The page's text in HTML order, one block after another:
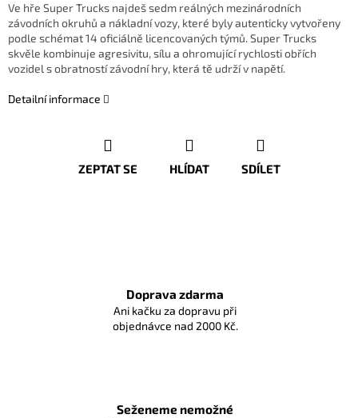
Ve hře Super Trucks najdeš sedm reálných mezinárodních
závodních okruhů a nákladní vozy, které byly autenticky vytvořeny
podle schémat 14 oficiálně licencovaných týmů. Super Trucks
skvěle kombinuje agresivitu, sílu a ohromující rychlosti obřích
vozidel s obratností závodní hry, která tě udrží v napětí.
Detailní informace
ZEPTAT SE HLÍDAT SDÍLET
Doprava zdarma
Ani kačku za dopravu při
objednávce nad 2000 Kč.
Seženeme nemožné